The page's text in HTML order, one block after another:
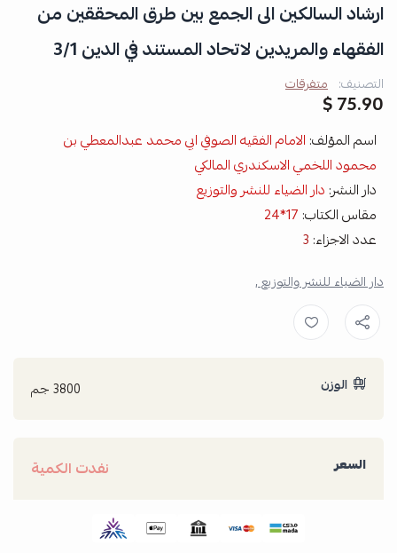
ارشاد السالكين الى الجمع بين طرق المحققين من
الفقهاء والمريدين لاتحاد المستند في الدين 3/1
التصنيف: متفرقات
75.90 $
اسم المؤلف: الامام الفقيه الصوفي ابي محمد عبدالمعطي بن
محمود اللخمي الاسكندري المالكي
دار النشر: دار الضياء للنشر والتوزيع
مقاس الكتاب: 17*24
عدد الاجزاء: 3
دار الضياء للنشر والتوزيع ,
الوزن 3800 جم
السعر نفدت الكمية